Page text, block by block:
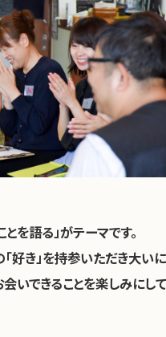
を語る」がテーマです。
好き」を持参いただき大いに
いできることを楽しみにして